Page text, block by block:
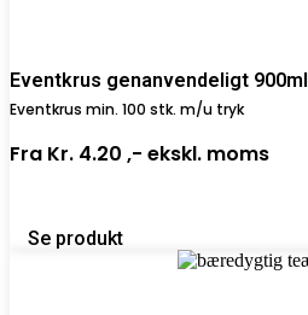
Eventkrus genanvendeligt 900ml
Eventkrus min. 100 stk. m/u tryk
Fra Kr. 4.20 ,- ekskl. moms
Se produkt